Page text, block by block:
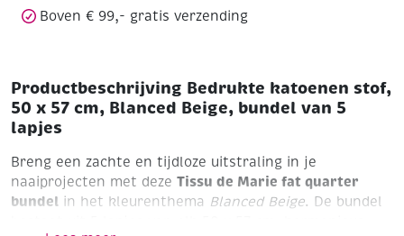
lapjes
Boven € 99,- gratis verzending
Productbeschrijving Bedrukte katoenen stof,
50 x 57 cm, Blanced Beige, bundel van 5
lapjes
Breng een zachte en tijdloze uitstraling in je
naaiprojecten met deze Tissu de Marie fat quarter
bundel in het kleurenthema Blanced Beige. De bundel